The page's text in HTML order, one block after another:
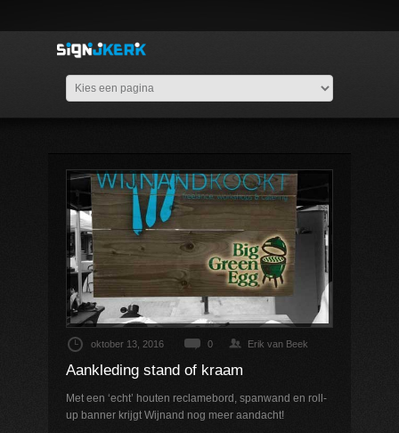
oktober 13, 2016 0 Erik van Beek
Aankleding stand of kraam
Met een ‘echt’ houten reclamebord, spanwand en roll-
up banner krijgt Wijnand nog meer aandacht!